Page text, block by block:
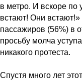
в метро. И вскоре по
встают! Они
пассажиров (56%) в
просьбу молча
никакого протеста.
Спустя много лет